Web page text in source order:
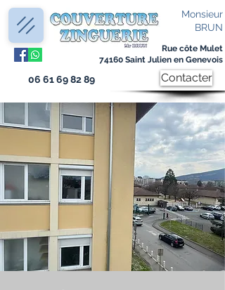
Monsieur
BRUN
Rue côte Mulet
74160 Saint Julien en Genevois
06 61 69 82 89 Contacter